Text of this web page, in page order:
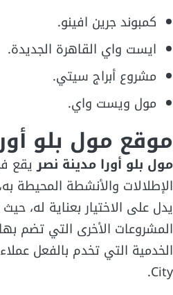
كمبوند جرين افينو.
ايست واي القاهرة الجديدة.
مشروع أبراج سيتي.
مول ويست واي.
موقع مول بلو
مول بلو أورا مدينة نصريقع
الإطلالات والأنشطة المحيطة
يدل على الاختيار بعناية له،
المشروعات الأخرى التي تضم
City.